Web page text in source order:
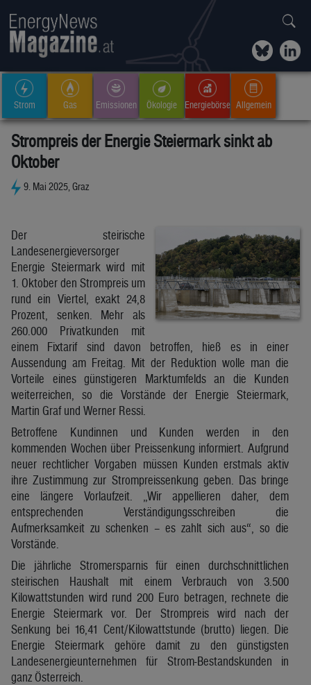
Strom Gas Emissionen Ökologie Energiebörse Allgemein
Strompreis der Energie Steiermark sinkt ab
Oktober
9. Mai 2025, Graz
Der steirische
Landesenergieversorger
Energie Steiermark wird mit
1. Oktober den Strompreis um
rund ein Viertel, exakt 24,8
Prozent, senken. Mehr als
260.000 Privatkunden mit
einem Fixtarif sind davon betroffen, hieß es in einer
Aussendung am Freitag. Mit der Reduktion wolle man die
Vorteile eines günstigeren Marktumfelds an die Kunden
weiterreichen, so die Vorstände der Energie Steiermark,
Martin Graf und Werner Ressi.
Betroffene Kundinnen und Kunden werden in den
kommenden Wochen über Preissenkung informiert. Aufgrund
neuer rechtlicher Vorgaben müssen Kunden erstmals aktiv
ihre Zustimmung zur Strompreissenkung geben. Das bringe
eine längere Vorlaufzeit. „Wir appellieren daher, dem
entsprechenden Verständigungsschreiben die
Aufmerksamkeit zu schenken – es zahlt sich aus“, so die
Vorstände.
Die jährliche Stromersparnis für einen durchschnittlichen
steirischen Haushalt mit einem Verbrauch von 3.500
Kilowattstunden wird rund 200 Euro betragen, rechnete die
Energie Steiermark vor. Der Strompreis wird nach der
Senkung bei 16,41 Cent/Kilowattstunde (brutto) liegen. Die
Energie Steiermark gehöre damit zu den günstigsten
Landesenergieunternehmen für Strom-Bestandskunden in
ganz Österreich.